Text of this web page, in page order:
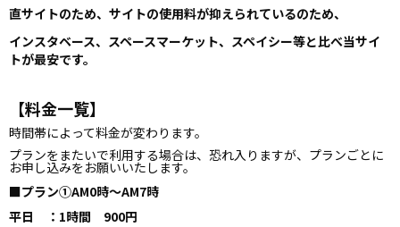
直サイトのため、サイトの使用料が抑えられているのため、
インスタベース、スペースマーケット、スペイシー等と比べ当サイ
トが最安です。
【料金一覧】
時間帯によって料金が変わります。
プランをまたいで利用する場合は、恐れ入りますが、プランごとに
お申し込みをお願いいたします。
■プラン①AM0時～AM7時
平日 ：1時間 900円